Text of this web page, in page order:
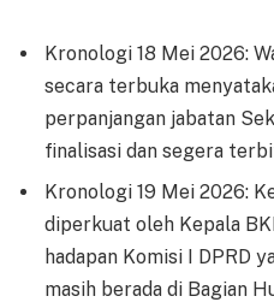
Kronologi 18 Mei 2026:
secara terbuka
perpanjangan jabatan
finalisasi dan segera
Kronologi 19 Mei 2026:
diperkuat oleh Kepala
hadapan Komisi I DPRD
masih berada di Bagian